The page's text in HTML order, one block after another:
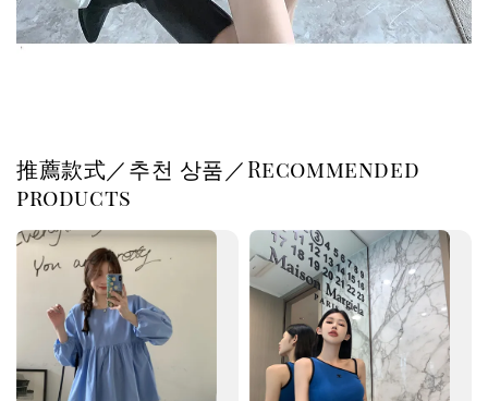
推薦款式／추천 상품／Recommended
products